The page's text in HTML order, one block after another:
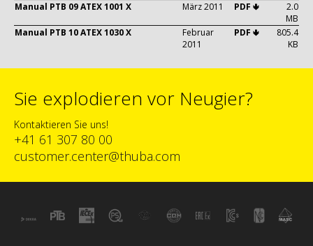
Manual PTB 09 ATEX 1001 X
März 2011 PDF 🢃
2.0
MB
Manual PTB 10 ATEX 1030 X
Februar
2011
PDF 🢃
805.4
KB
Sie explodieren vor Neugier?
Kontaktieren Sie uns!
+41 61 307 80 00
customer.center@thuba.com